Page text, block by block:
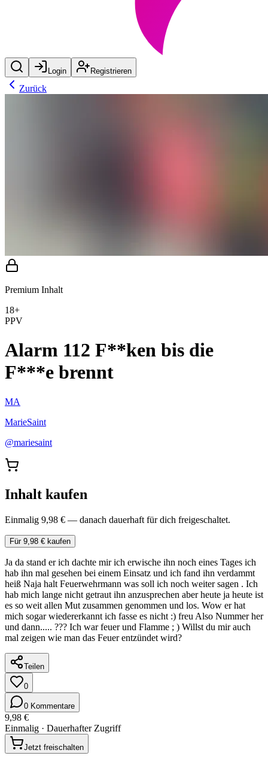
Login Registrieren
Zurück
Premium Inhalt
18+
PPV
Alarm 112 F**ken bis die
F***e brennt
MA
MarieSaint
@mariesaint
Inhalt kaufen
Einmalig 9,98 € — danach dauerhaft für dich freigeschaltet.
Für 9,98 € kaufen
Ja da stand er ich dachte mir ich erwische ihn noch eines Tages ich
hab ihn mal gesehen bei einem Einsatz und ich fand ihn verdammt
heiß Naja halt Feuerwehrmann was soll ich noch weiter sagen . Ich
hab mich lange nicht getraut ihn anzusprechen aber heute ja heute ist
es so weit allen Mut zusammen genommen und los. Wow er hat
mich sogar wiedererkannt ich fasse es nicht :) freu Also Nummer her
und dann..... ??? Ich war feuer und Flamme ; ) Willst du mir auch
mal zeigen wie man das Feuer entzündet wird?
Teilen
0
0 Kommentare
9,98 €
Einmalig · Dauerhafter Zugriff
Jetzt freischalten